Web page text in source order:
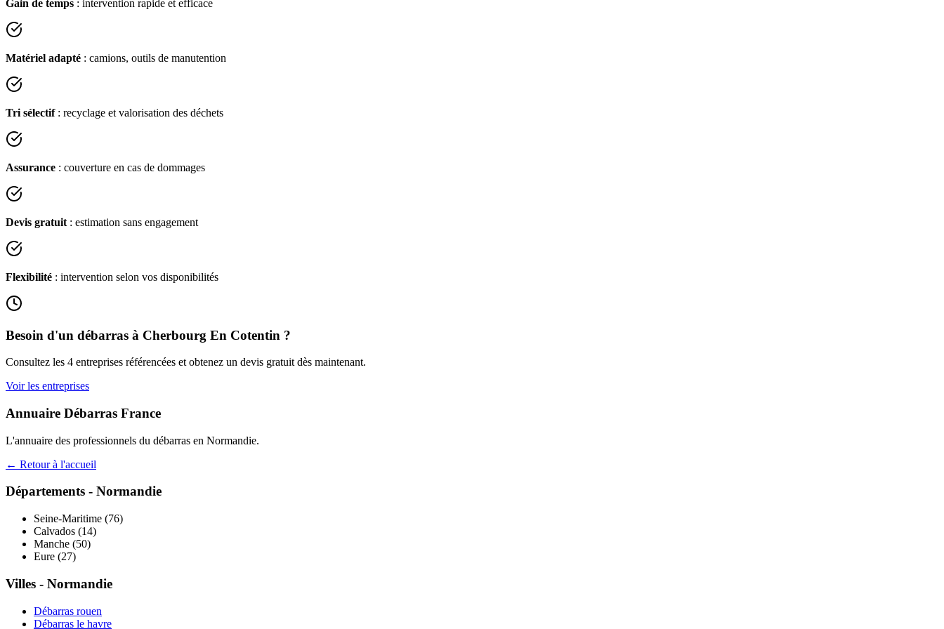
Gain de temps : intervention rapide et efficace
Matériel adapté : camions, outils de manutention
Tri sélectif: recyclage et valorisation des déchets
Assurance : couverture en cas de dommages
Devis gratuit : estimation sans engagement
Flexibilité : intervention selon vos disponibilités
Besoin d'un débarras à Cherbourg En Cotentin ?
Consultez les 4 entreprises référencées et obtenez un devis gratuit dès maintenant.
Voir les entreprises
Annuaire Débarras France
L'annuaire des professionnels du débarras en Normandie.
← Retour à l'accueil
Départements - Normandie
Seine-Maritime (76)
Calvados (14)
Manche (50)
Eure (27)
Villes - Normandie
Débarras rouen
Débarras le havre